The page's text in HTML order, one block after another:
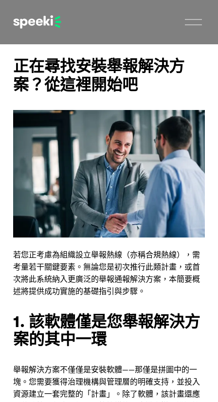
開
選
正在尋找安裝舉報解決方
案？從這裡開始吧
若您正考慮為組織設立舉報熱線（亦稱合規熱線），需
考量若干關鍵要素。無論您是初次推行此類計畫，或首
次將此系統納入更廣泛的舉報通報解決方案，本簡要概
述將提供成功實施的基礎指引與步驟。
1. 該軟體僅是您舉報解決方
案的其中一環
舉報解決方案不僅僅是安裝軟體——那僅是拼圖中的一
塊。您需要獲得治理機構與管理層的明確支持，並投入
資源建立一套完整的「計畫」。除了軟體，該計畫還應